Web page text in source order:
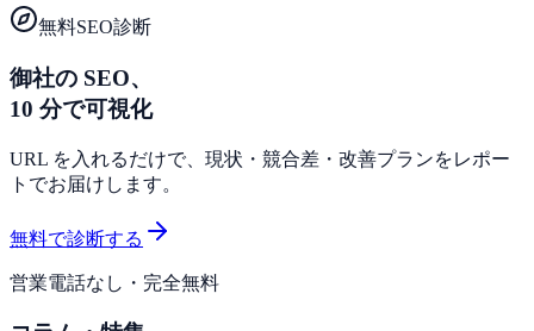
無料SEO診断
御社の SEO、
10 分で可視化
URL を入れるだけで、現状・競合差・改善プランをレポー
トでお届けします。
無料で診断する
営業電話なし・完全無料